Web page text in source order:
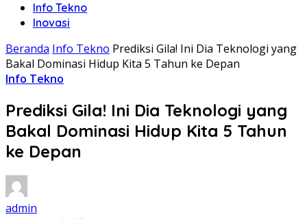
Info Tekno
Inovasi
Beranda Info Tekno Prediksi Gila! Ini Dia Teknologi yang
Bakal Dominasi Hidup Kita 5 Tahun ke Depan
Info Tekno
Prediksi Gila! Ini Dia Teknologi yang
Bakal Dominasi Hidup Kita 5 Tahun
ke Depan
admin